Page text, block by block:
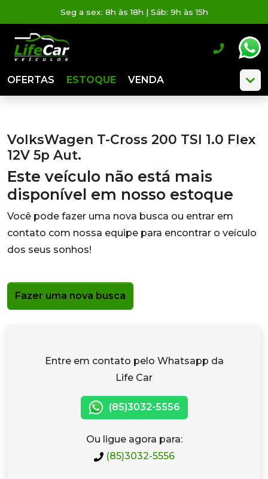
Seg a sex: 8h às 18h | Sáb: 9h às 15h
OFERTAS ESTOQUE VENDA
VolksWagen T-Cross 200 TSI 1.0 Flex
12V 5p Aut.
Este veículo não está mais
disponível em nosso estoque
Você pode fazer uma nova busca ou entrar em
contato com nossa equipe para encontrar o veículo
dos seus sonhos!
Fazer uma nova busca
Entre em contato pelo Whatsapp da
Life Car
(85)3032-5556
Ou ligue agora para:
(85)3032-5556